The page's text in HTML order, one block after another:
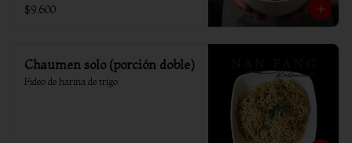
$9.600
Chaumen solo (porción doble)
Fideo de harina de trigo